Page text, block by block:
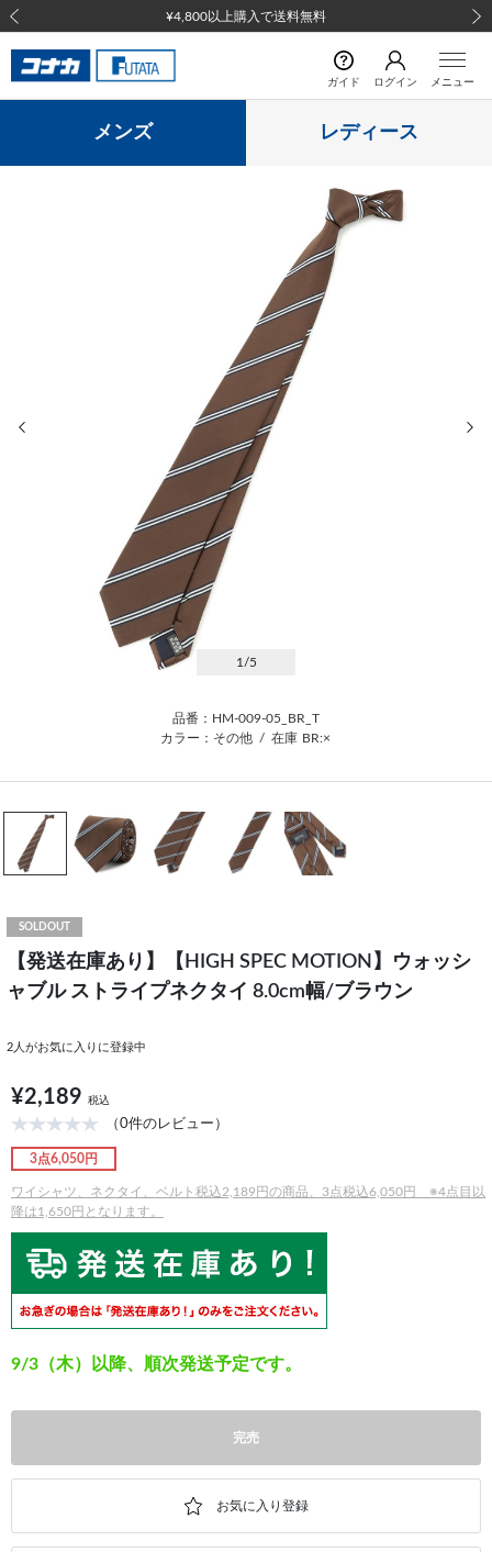
¥4,800以上購入で送料無料
前の画像
ガイド ログイン メニュー
メンズ レディース
1 /5
品番：HM-009-05_BR_T
カラー：その他
/ 在庫 BR:×
SOLDOUT
【発送在庫あり】【HIGH SPEC MOTION】ウォッシ
ャブル ストライプネクタイ 8.0cm幅/ブラウン
2 人がお気に入りに登録中
¥2,189 税込
（0件のレビュー）
3点6,050円
ワイシャツ、ネクタイ、ベルト税込2,189円の商品、3点税込6,050円 ※4点目以
降は1,650円となります。
9/3（木）以降、順次発送予定です。
完売